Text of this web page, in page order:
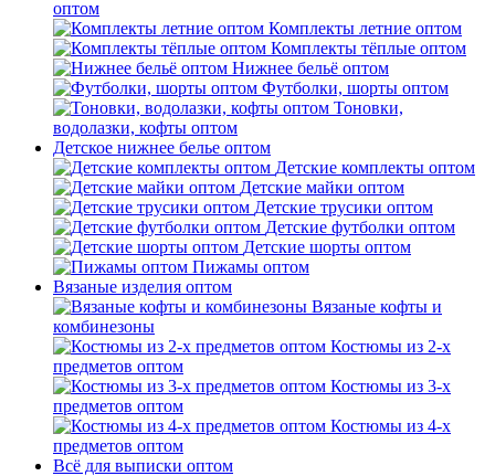
оптом
Комплекты летние оптом
Комплекты тёплые оптом
Нижнее бельё оптом
Футболки, шорты оптом
Тоновки,
водолазки, кофты оптом
Детское нижнее белье оптом
Детские комплекты оптом
Детские майки оптом
Детские трусики оптом
Детские футболки оптом
Детские шорты оптом
Пижамы оптом
Вязаные изделия оптом
Вязаные кофты и
комбинезоны
Костюмы из 2-х
предметов оптом
Костюмы из 3-х
предметов оптом
Костюмы из 4-х
предметов оптом
Всё для выписки оптом